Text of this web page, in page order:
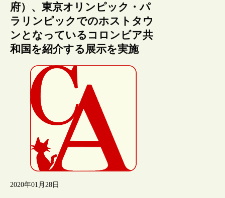
府）、東京オリンピック・パ
ラリンピックでのホストタウ
ンとなっているコロンビア共
和国を紹介する展示を実施
2020年01月28日